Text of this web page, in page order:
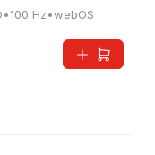
•100 Hz•webOS